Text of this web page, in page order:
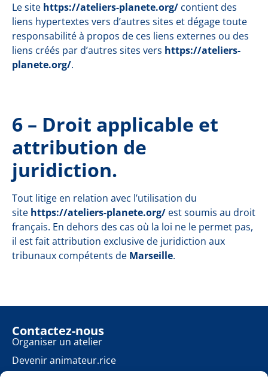
Le site https://ateliers-planete.org/ contient des
liens hypertextes vers d’autres sites et dégage toute
responsabilité à propos de ces liens externes ou des
liens créés par d’autres sites vers https://ateliers-
planete.org/.
6 – Droit applicable et
attribution de
juridiction.
Tout litige en relation avec l’utilisation du
site https://ateliers-planete.org/ est soumis au droit
français. En dehors des cas où la loi ne le permet pas,
il est fait attribution exclusive de juridiction aux
tribunaux compétents de Marseille.
Contactez-nous
Organiser un atelier
Devenir animateur.rice